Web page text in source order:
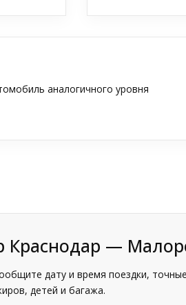
аналогичного уровня
Краснодар —
дату и время поездки,
детей и багажа.